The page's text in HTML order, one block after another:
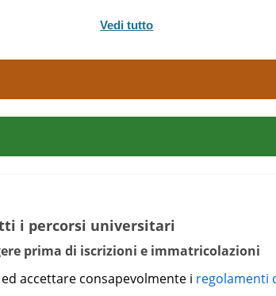
per l’e-learning
Vedi tutto
i percorsi universitari
prima di iscrizioni e immatricolazioni
accettare consapevolmente i regolamenti